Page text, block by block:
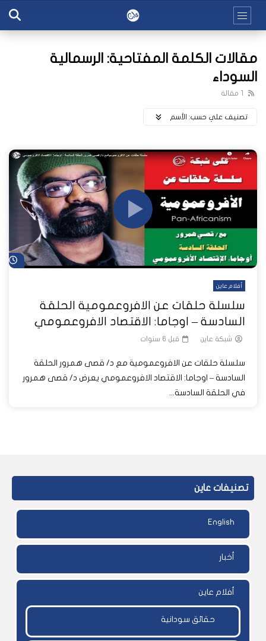
مقالات الكلمة المفتاحية: الرسمالية
السوداء
1 مقالة
تصنيف علي حسب: اﻷسم
أفلام عاين
سلسلة حلقات عن الافروعمومية الحلقة
السادسة – اوجاما: الاقتصاد الافروعمومي
شبكة عاين قبل 6 سنوات
سلسلة حلقات عن الافروعمومية مع د/ قصى همرور الحلقة
السادسة – اوجاما: الاقتصاد الافروعمومي يعرض د/ قصى همرور
في الحلقة السادسة...
تصنيفات عاين
English
أخبار
أفلام عاين
حقائق سودانية